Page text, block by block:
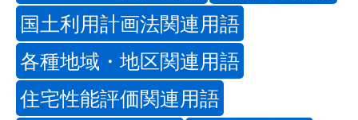
国土利用計画法関連用語
各種地域・地区関連用語
住宅性能評価関連用語